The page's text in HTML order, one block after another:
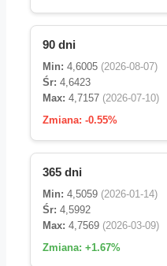
90 dni
Min: 4,6005 (2026-08-07)
Śr: 4,6423
Max: 4,7157 (2026-07-10)
Zmiana: -0.55%
365 dni
Min: 4,5059 (2026-01-14)
Śr: 4,5992
Max: 4,7569 (2026-03-09)
Zmiana: +1.67%